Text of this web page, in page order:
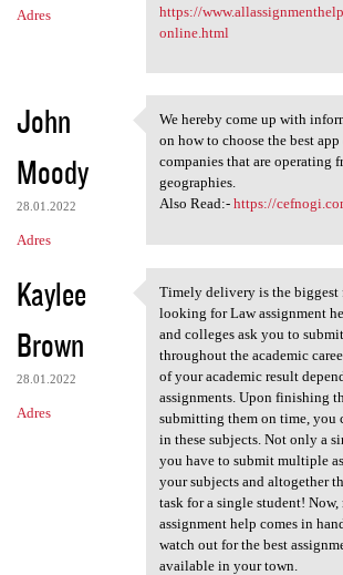
Adres
https://
online.html
John
Moody
28.01.2022
Adres
We hereby come up
We hereby come up with
on how to choose the best
companies that are operating
geographies.
Also Read:- https://
Kaylee
Brown
28.01.2022
Adres
Timely delivery is the
Timely delivery is the biggest
looking for Law assignment
and colleges ask you to
throughout the academic
of your academic result
assignments. Upon finishing
submitting them on time, you
in these subjects. Not only a
you have to submit multiple
your subjects and altogether
task for a single student!
assignment help comes in
watch out for the best
available in your town.